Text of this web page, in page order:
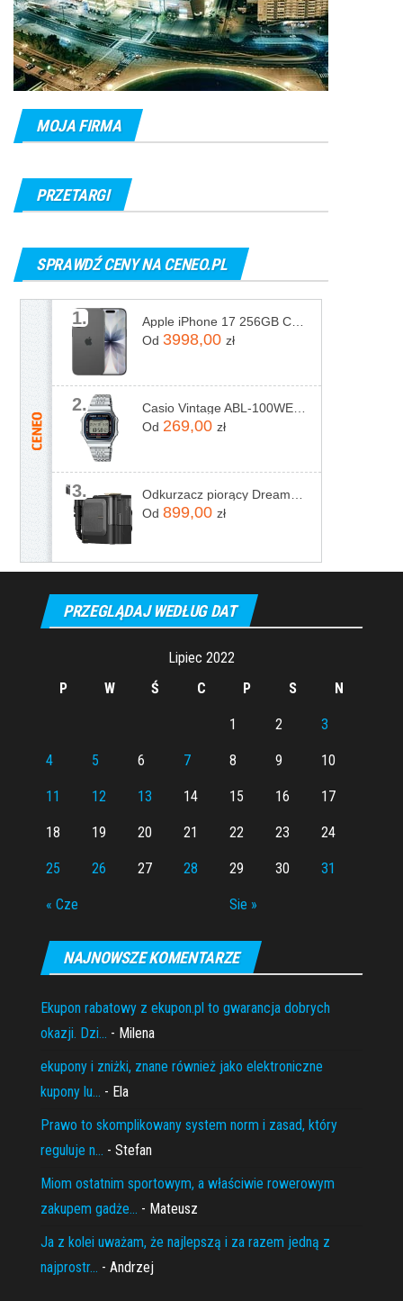
MOJA FIRMA
PRZETARGI
SPRAWDŹ CENY NA CENEO.PL
1.
Od 3998,00 zł
2.
Od 269,00 zł
3.
Od 899,00 zł
PRZEGLĄDAJ WEDŁUG DAT
Lipiec 2022
P
W Ś C P S N
« Cze Sie »
1 2 3
4 5 6 7 8 9 10
11 12 13 14 15 16 17
18 19 20 21 22 23 24
25 26 27 28 29 30 31
NAJNOWSZE KOMENTARZE
Ekupon rabatowy z ekupon.pl to gwarancja dobrych
okazji. Dzi... - Milena
ekupony i zniżki, znane również jako elektroniczne
kupony lu... - Ela
Prawo to skomplikowany system norm i zasad, który
reguluje n... - Stefan
Miom ostatnim sportowym, a właściwie rowerowym
zakupem gadże... - Mateusz
Ja z kolei uważam, że najlepszą i za razem jedną z
najprostr... - Andrzej